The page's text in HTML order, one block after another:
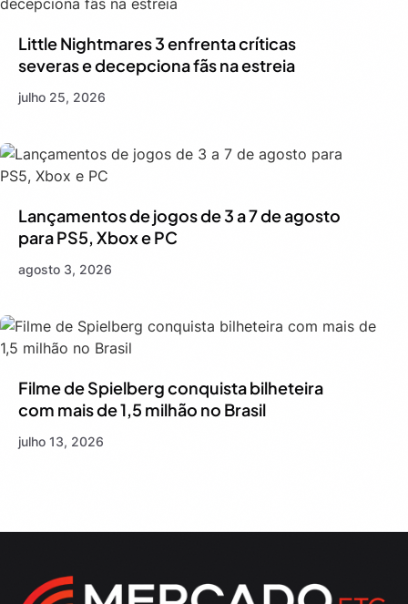
Little Nightmares 3 enfrenta críticas
severas e decepciona fãs na estreia
julho 25, 2026
Lançamentos de jogos de 3 a 7 de agosto
para PS5, Xbox e PC
agosto 3, 2026
Filme de Spielberg conquista bilheteira
com mais de 1,5 milhão no Brasil
julho 13, 2026